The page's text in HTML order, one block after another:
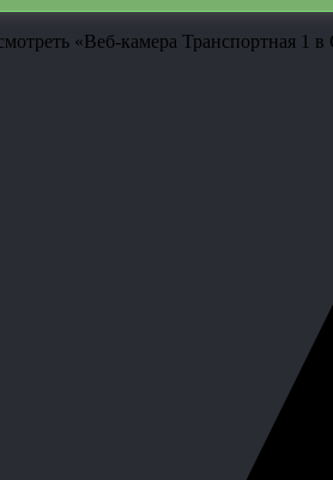
«Веб-камера Транспортная